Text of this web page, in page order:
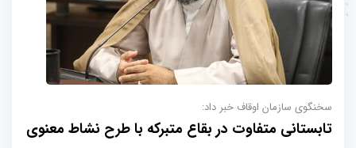
سخنگوی سازمان اوقاف خبر داد:
تابستانی متفاوت در بقاع متبرکه با طرح نشاط معنوی